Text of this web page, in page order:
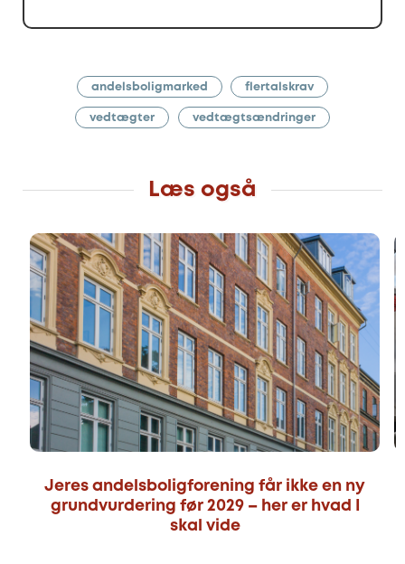
andelsboligmarked flertalskrav
vedtægter vedtægtsændringer
Læs også
Jeres andelsboligforening får ikke en ny
grundvurdering før 2029 – her er hvad I
skal vide